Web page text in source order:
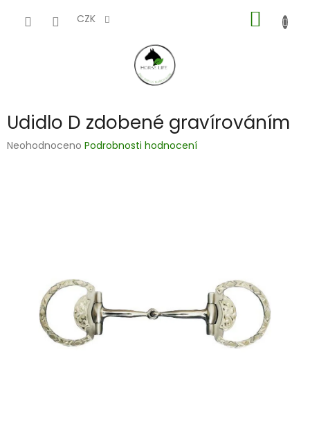
CZK
KOŠÍK
Udidlo D zdobené gravírováním
Průměrné
Neohodnoceno Podrobnosti hodnocení